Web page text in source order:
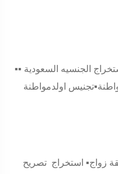
▪️تخليص معاملات التجنيس▪️ شروط استخراج الجنسيه السعودية ▪️
اولدمواطنة
زواج▪️ استخراج تصريح